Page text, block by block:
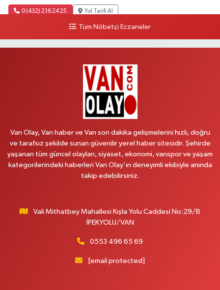
0 (432) 216 24 25 Yol Tarifi Al
Recep Tayyip Erdoğan Mahallesi, Azerbaycan Caddesi No:104 B
Yol Tarifi Al
Beyazıt Mahallesi, Zeylan Caddesi No:1 Erciş Van
Afşar Eczanesi
Kazım Karabekir Caddesi No:156 B İpekyolu Van
Yol Tarifi Al
Akpınar Mahallesi, Milli Egemenlik Caddesi No:7 A Gürpınar Van
Tüm Nöbetçi Eczaneler
Van Olay, Van haber ve Van son dakika gelişmelerini hızlı, doğru
ve tarafsız şekilde sunan güvenilir yerel haber sitesidir. Şehirde
yaşanan tüm güncel olayları, siyaset, ekonomi, vanspor ve yaşam
kategorilerindeki haberleri Van Olay’ın deneyimli ekibiyle anında
takip edebilirsiniz.
Vali Mithatbey Mahallesi Kışla Yolu Caddesi No:29/B
İPEKYOLU/VAN
0553 496 65 69
[email protected]